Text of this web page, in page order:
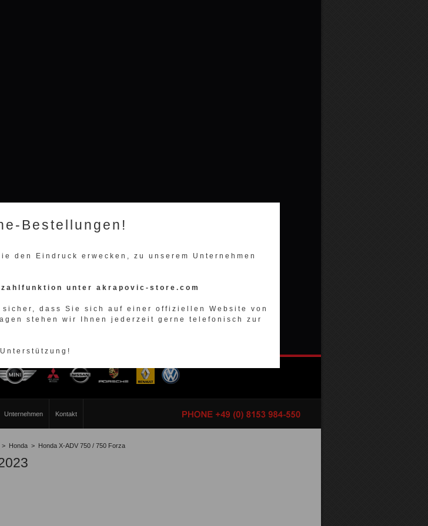
Unternehmen Kontakt
> Honda > Honda X-ADV 750 / 750 Forza
Bestellungen!
den Eindruck erwecken, zu unserem Unternehmen
unter akrapovic-store.com
dass Sie sich auf einer offiziellen Website von
stehen wir Ihnen jederzeit gerne telefonisch zur